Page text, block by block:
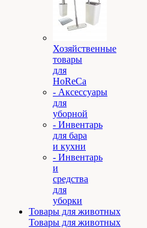
Хозяйственные
товары
для
HoReCa
- Аксессуары
для
уборной
- Инвентарь
для бара
и кухни
- Инвентарь
и
средства
для
уборки
Товары для животных
Товары для животных